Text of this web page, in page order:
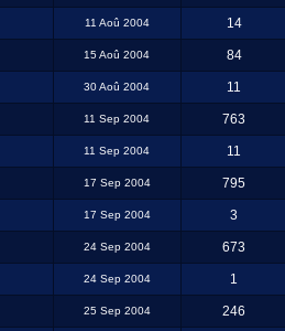
11 Aoû 2004 14
15 Aoû 2004 84
30 Aoû 2004 11
11 Sep 2004 763
11 Sep 2004 11
17 Sep 2004 795
17 Sep 2004 3
24 Sep 2004 673
24 Sep 2004 1
25 Sep 2004 246